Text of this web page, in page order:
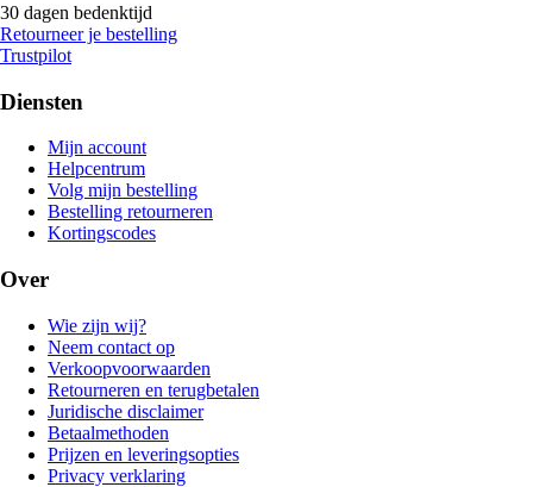
30 dagen bedenktijd
Retourneer je bestelling
Trustpilot
Diensten
Mijn account
Helpcentrum
Volg mijn bestelling
Bestelling retourneren
Kortingscodes
Over
Wie zijn wij?
Neem contact op
Verkoopvoorwaarden
Retourneren en terugbetalen
Juridische disclaimer
Betaalmethoden
Prijzen en leveringsopties
Privacy verklaring